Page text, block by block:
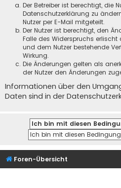
Der Betreiber ist berechtigt, die
Datenschutzerklärung zu
Nutzer per E-Mail mitgeteilt.
Der Nutzer ist berechtigt, den
Falle des Widerspruchs
und dem Nutzer bestehende
Wirkung.
Die Änderungen gelten als
der Nutzer den Änderungen
Informationen über den
Daten sind in der
Foren-Übersicht